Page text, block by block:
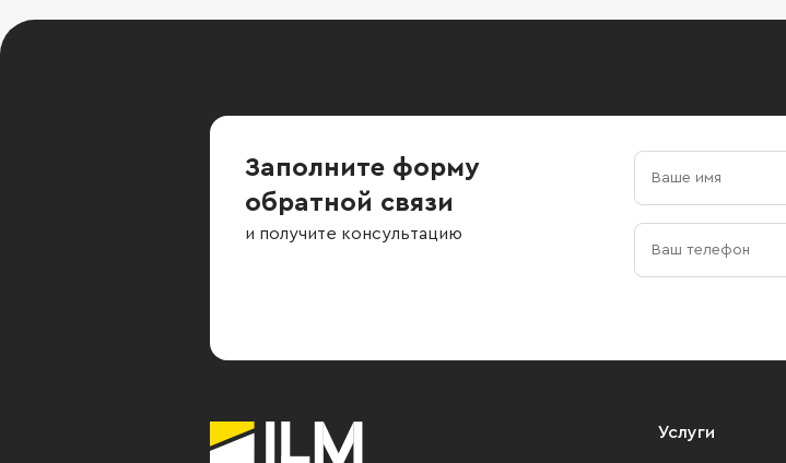
Заполните форму
обратной связи
и получите консультацию
Услуги